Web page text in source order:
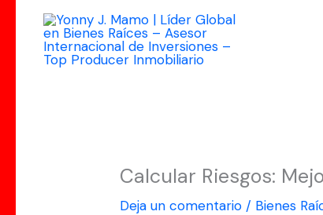
contenido
Calcular Riesgos:
Deja un comentario / Bienes